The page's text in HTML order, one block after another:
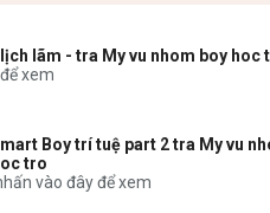
lãm - tra My vu nhom boy hoc
xem
Boy trí tuệ part 2 tra My vu
tro
vào đây để xem